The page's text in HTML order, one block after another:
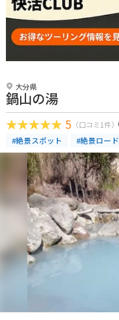
大分県
鍋山の湯
5 （口コミ1件）
#絶景スポット #絶景ロード